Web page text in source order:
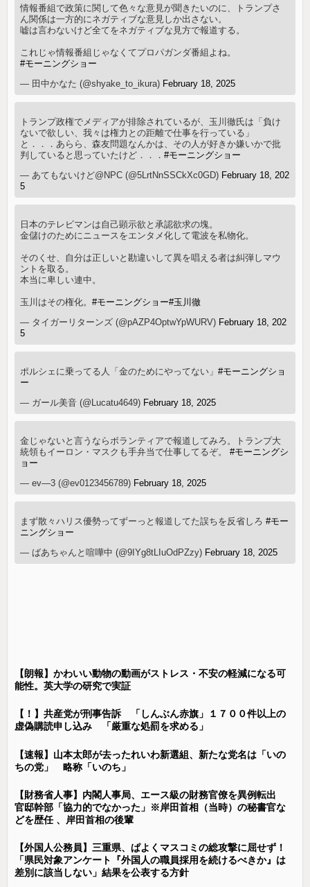
情報番組で政策に関して色々な意見が聞きたいのに、トランプさ
ん関係は一方的にネガティブな意見しか出さない。
嘘は言わないけど全てをネガティブな見方で報道する。
これじゃ情報番組じゃなくてプロパガンダ番組よね。
#モーニングショー
— 田中かなた (@shyake_to_ikura) February 18, 2025
トランプ政権でメディアが排除されているが、玉川徹氏は「負け
ないで欲しい、我々は権力との距離で仕事を行っている」
と．．．あらら、森友問題なんかは、その人が好きか嫌いかで批
判していると思っていたけど．．．#モーニングショー
— あてもないけど@NPC (@5LrtNnSSCkXc0GD) February 18, 202
5
日本のテレビマンは自己顕示欲と承認欲求の塊。
金儲けのためにニュースをエンタメ化して電波を私物化。
そのくせ、自分は正しいと勘違いして異を唱える者は糾弾しマウ
ントを取る。
本当に卑しい連中。
玉川はその権化。#モーニングショー#玉川徹
— タイガーリターンズ (@pAZP4OptwYpWURV) February 18, 202
5
ポルシェに乗ってる人「金のためにやってない」#モーニングショ
ー
— ガール美音 (@Lucatu4649) February 18, 2025
金じゃないと言うならボランティアで報道してみろ。トランプ大
統領もイーロン・マスクも手弁当で仕事してるぞ。#モーニングシ
ョー
— ev—3 (@ev0123456789) February 18, 2025
まず散々ハリス優勢ってずーっと報道してた誤ちを反省しろ#モー
ニングショー
— ばあちゃんと喧嘩中 (@9IYg8tLIuOdPZzy) February 18, 2025
【朗報】かわいい動物の動画がストレス・不安の軽減になる可
能性。英大学の研究で実証
【！】共産党が刑事告訴 「しんぶん赤旗」１７００件以上の
虚偽購読申し込み 「厳重な処罰を求める」
【速報】山本太郎が去ったれいわ新選組、新たな党名は「いの
ちの党」 略称「いのち」
【財務省人事】内閣人事局、エース級の財務官僚を異例転出
官邸幹部「協力的でなかった」※岸田首相（当時）の秘書官な
どを歴任 、岸田首相の後輩
【外国人公務員】三重県、ぱよくマスコミの総攻撃に屈せず！
「県民対象アンケート『外国人の職員採用を続けるべきか』は
差別に該当しない」結果を公表する方針